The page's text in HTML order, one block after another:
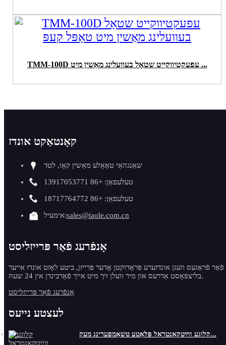
TMM-100D עפעקטיווקייט שטאָל בעוועלינג מאַשין מיט ...
קאָנטאַקט אונדז
שאַנגהאַי טאַאָלע מאַשין קאָו, לטד
טעלעפאָן: +86 13917053771
טעלעפאָן: +86 18717764772
אימעיל:sales@taole.com.cn
אָנפֿרעג פֿאַר פּרייזליסט
פֿאַר פֿראַגעס וועגן אונדזערע פּראָדוקטן אָדער פּרייזן, ביטע לאָזט אונדז אייער
בליצפּאָסט אַדרעס און מיר וועלן זיך מיט אייך פֿאַרבינדן אין 24 שעה.
אָנפֿרעג פֿאַר פּרייזליסט
לעצטע נייעס
קלוגע ווײַטקאָנטראָל פּלאַטע טשאַמפערינג מעק...